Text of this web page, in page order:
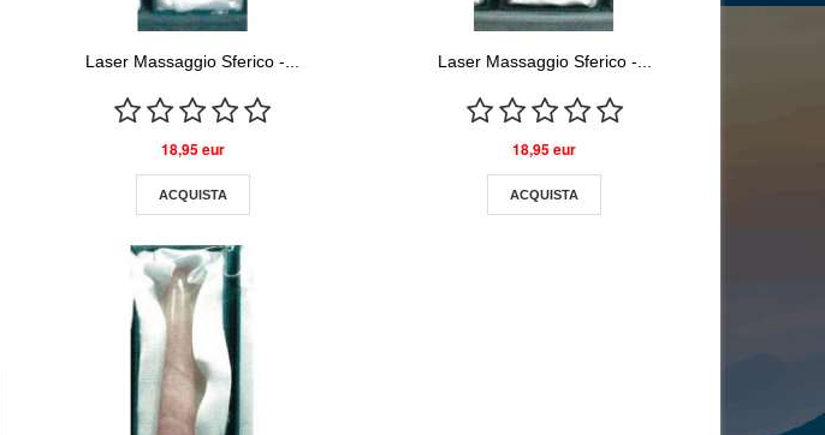
Laser Massaggio Sferico -...
18,95 eur
ACQUISTA
Laser Massaggio Sferico -...
18,95 eur
ACQUISTA